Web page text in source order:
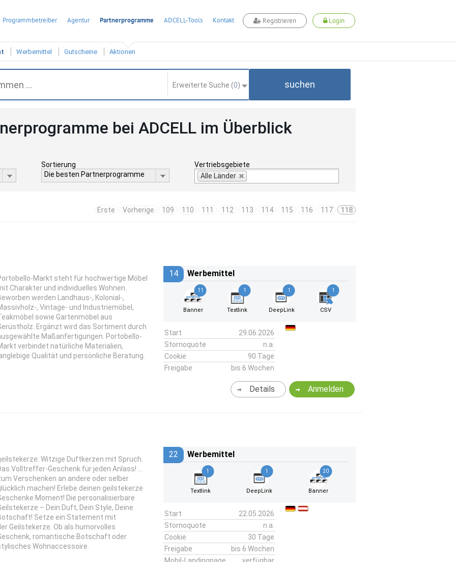
Programmbetreiber Agentur Partnerprogramme ADCELL-Tools Kontakt Registrieren Login
Werbemittel Gutscheine Aktionen
Erweiterte Suche (0) suchen
bei ADCELL im Überblick
Sortierung
Die besten Partnerprogramme
Vertriebsgebiete
Alle Länder
Erste Vorherige 109 110 111 112 113 114 115 116 117 118
Markt steht für hochwertige Möbel
Charakter und individuelles Wohnen.
werden Landhaus-, Kolonial-,
, Vintage- und Industriemöbel,
sowie Gartenmöbel aus
Ergänzt wird das Sortiment durch
Maßanfertigungen. Portobello-
verbindet natürliche Materialien,
Qualität und persönliche Beratung.
14 Werbemittel
11
Banner
1
Textlink
1
DeepLink
1
CSV
Start
29.06.2026
Stornoquote
n.a.
Cookie
90 Tage
Freigabe
bis 6 Wochen
Anmelden
Details
Witzige Duftkerzen mit Spruch.
Volltreffer-Geschenk für jeden Anlass! …
Verschenken an andere oder selber
machen! Erlebe deinen geilstekerze
Moment! Die personalisierbare
– Dein Duft, Dein Style, Deine
Setze ein Statement mit
Geilstekerze. Ob als humorvolles
romantische Botschaft oder
Wohnaccessoire.
22 Werbemittel
1
Textlink
1
DeepLink
20
Banner
Start
22.05.2026
Stornoquote
n.a.
Cookie
30 Tage
Freigabe
bis 6 Wochen